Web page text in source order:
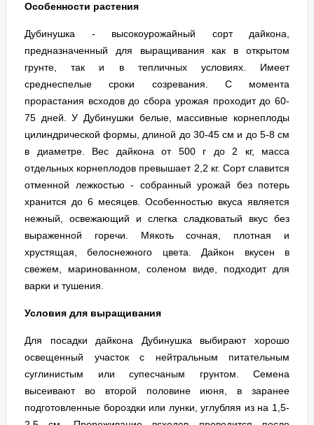
Особенности растения
Дубинушка - высокоурожайный сорт дайкона,
предназначенный для выращивания как в открытом
грунте, так и в тепличных условиях. Имеет
среднеспелые сроки созревания. С момента
прорастания всходов до сбора урожая проходит до 60-
75 дней. У Дубинушки белые, массивные корнеплоды
цилиндрической формы, длиной до 30-45 см и до 5-8 см
в диаметре. Вес дайкона от 500 г до 2 кг, масса
отдельных корнеплодов превышает 2,2 кг. Сорт славится
отменной лежкостью - собранный урожай без потерь
хранится до 6 месяцев. Особенностью вкуса является
нежный, освежающий и слегка сладковатый вкус без
выраженной горечи. Мякоть сочная, плотная и
хрустящая, белоснежного цвета. Дайкон вкусен в
свежем, маринованном, соленом виде, подходит для
варки и тушения.
Условия для выращивания
Для посадки дайкона Дубинушка выбирают хорошо
освещенный участок с нейтральным питательным
суглинистым или супесчаным грунтом. Семена
высеивают во второй половине июня, в заранее
подготовленные бороздки или лунки, углубляя из на 1,5-